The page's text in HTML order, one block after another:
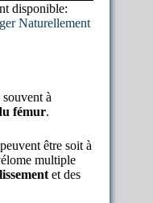
disponible:
Naturellement
à
fémur.
peuvent être soit à
multiple
et des